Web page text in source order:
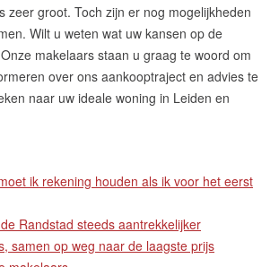
zeer groot. Toch zijn er nog mogelijkheden
Wilt u weten wat uw kansen op de
makelaars staan u graag te woord om
over ons aankooptraject en advies te
naar uw ideale woning in Leiden en
ik rekening houden als ik voor het eerst
Randstad steeds aantrekkelijker
samen op weg naar de laagste prijs